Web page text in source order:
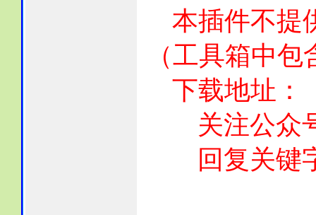
本插件不提
（工具箱中
下载地址：
关注公众
回复关键